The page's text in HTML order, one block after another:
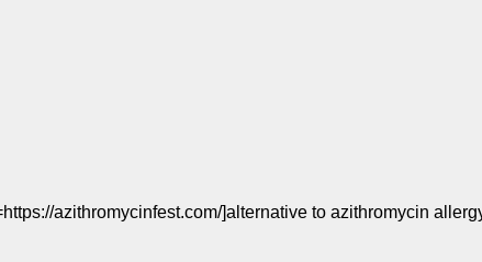
azithromycinfest.com/]alternative to azithromycin